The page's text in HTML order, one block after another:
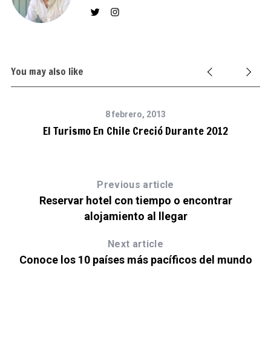
You may also like
8 febrero, 2013
El Turismo En Chile Creció Durante 2012
Previous article
Reservar hotel con tiempo o encontrar
alojamiento al llegar
Next article
Conoce los 10 países más pacíficos del mundo